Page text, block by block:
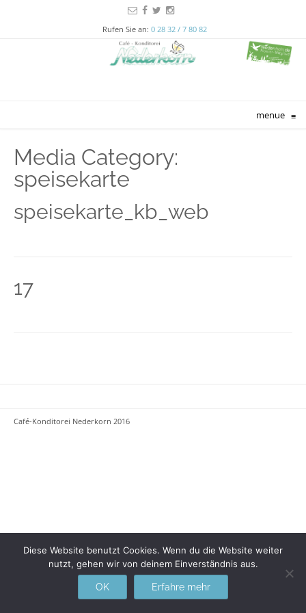
Rufen Sie an: 0 28 32 / 7 80 82
menue ≡
Media Category:
speisekarte
speisekarte_kb_web
17
Café-Konditorei Nederkorn 2016
Diese Website benutzt Cookies. Wenn du die Website weiter
nutzt, gehen wir von deinem Einverständnis aus.
OK Erfahre mehr